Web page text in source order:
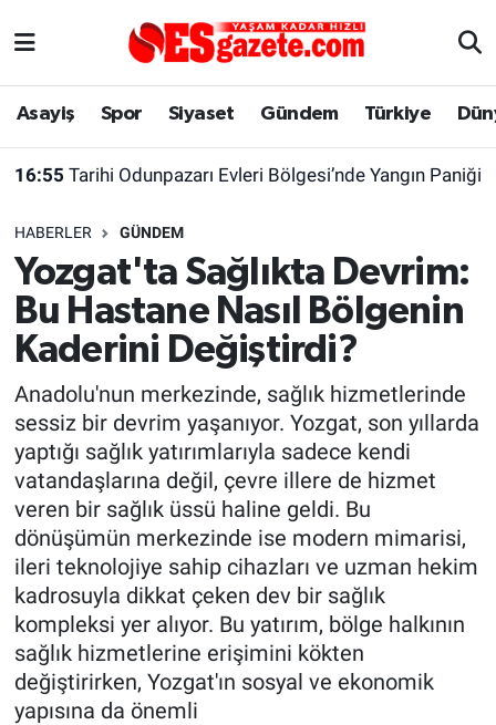
Asayiş Spor Siyaset Gündem Türkiye
16:55 Tarihi Odunpazarı Evleri Bölgesi’nde Yangın Paniği
HABERLER GÜNDEM
Yozgat'ta Sağlıkta Devrim:
Bu Hastane Nasıl Bölgenin
Kaderini Değiştirdi?
Anadolu'nun merkezinde, sağlık hizmetlerinde
sessiz bir devrim yaşanıyor. Yozgat, son yıllarda
yaptığı sağlık yatırımlarıyla sadece kendi
vatandaşlarına değil, çevre illere de hizmet
veren bir sağlık üssü haline geldi. Bu
dönüşümün merkezinde ise modern mimarisi,
ileri teknolojiye sahip cihazları ve uzman hekim
kadrosuyla dikkat çeken dev bir sağlık
kompleksi yer alıyor. Bu yatırım, bölge halkının
sağlık hizmetlerine erişimini kökten
değiştirirken, Yozgat'ın sosyal ve ekonomik
yapısına da önemli
Asayiş
Gündem
Türkiye
Dünya
Sağlık
Alış-Veriş/İş dünyası
Yaşam
Eskişehirspor Arşivi
Eskişehir Arşivi
Röportaj
Ekonomi
Kültür Sanat
Politika
Bilecik
Kütahya
Gezi
Eskişehir Nöbetçi Eczaneler
Süper Lig Puan Durumu ve Fikstür
Tüm Manşetler
Son Dakika Haberleri
Haber Arşivi